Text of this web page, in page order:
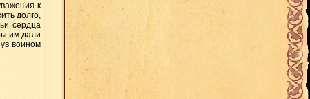
к
долго,
сердца
им дали
воином